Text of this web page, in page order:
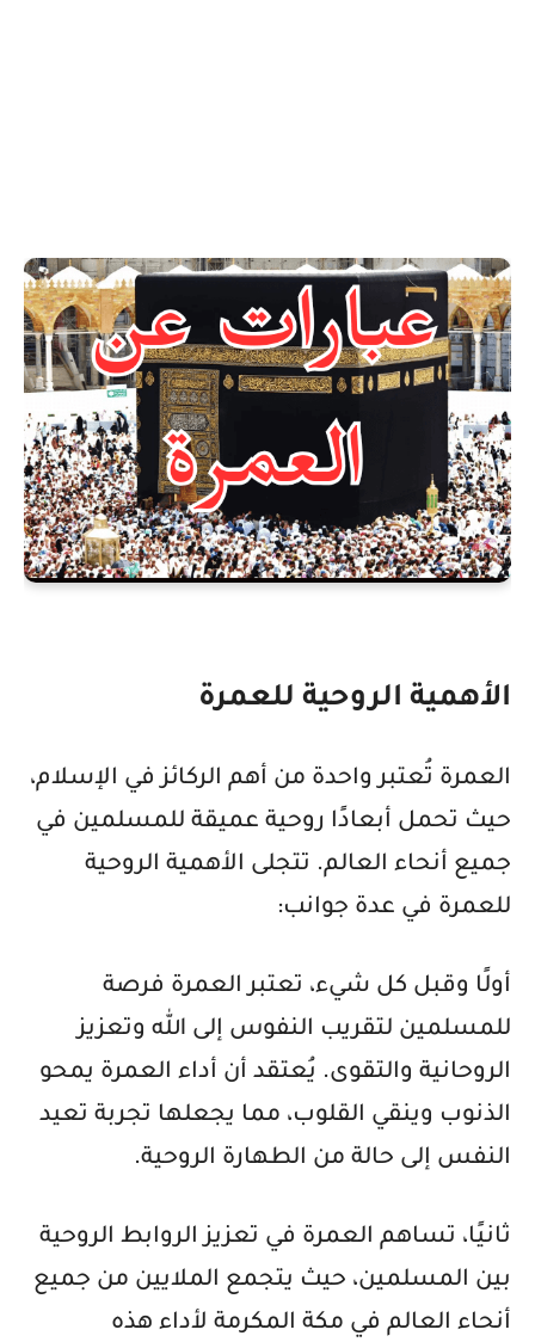
الأهمية الروحية للعمرة
العمرة تُعتبر واحدة من أهم الركائز في الإسلام،
حيث تحمل أبعادًا روحية عميقة للمسلمين في
جميع أنحاء العالم. تتجلى الأهمية الروحية
للعمرة في عدة جوانب:
أولًا وقبل كل شيء، تعتبر العمرة فرصة
للمسلمين لتقريب النفوس إلى الله وتعزيز
الروحانية والتقوى. يُعتقد أن أداء العمرة يمحو
الذنوب وينقي القلوب، مما يجعلها تجربة تعيد
النفس إلى حالة من الطهارة الروحية.
ثانيًا، تساهم العمرة في تعزيز الروابط الروحية
بين المسلمين، حيث يتجمع الملايين من جميع
أنحاء العالم في مكة المكرمة لأداء هذه